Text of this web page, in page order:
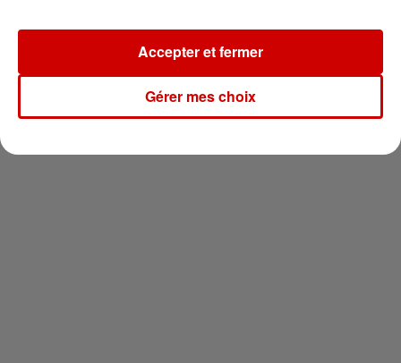
Newsletter
Gérer mes choix
Accepter et fermer